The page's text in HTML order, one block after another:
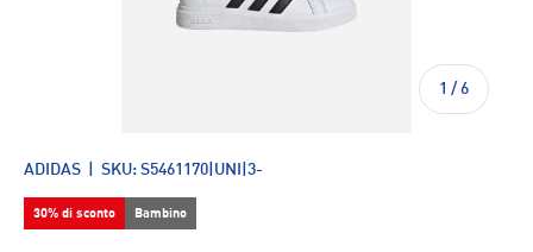
1 / di
6
ADIDAS SKU: S5461170|UNI|3-
30% di sconto Bambino